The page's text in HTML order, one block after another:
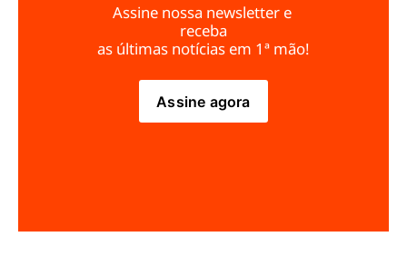
Assine nossa newsletter e
receba
as últimas notícias em 1ª mão!
Assine agora